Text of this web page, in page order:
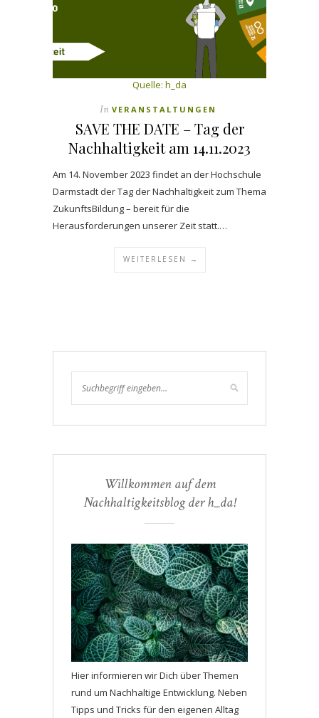
Quelle: h_da
In VERANSTALTUNGEN
SAVE THE DATE – Tag der
Nachhaltigkeit am 14.11.2023
Am 14. November 2023 findet an der Hochschule
Darmstadt der Tag der Nachhaltigkeit zum Thema
ZukunftsBildung – bereit für die
Herausforderungen unserer Zeit statt.…
WEITERLESEN →
Willkommen auf dem
Nachhaltigkeitsblog der h_da!
Hier informieren wir Dich über Themen
rund um Nachhaltige Entwicklung. Neben
Tipps und Tricks für den eigenen Alltag